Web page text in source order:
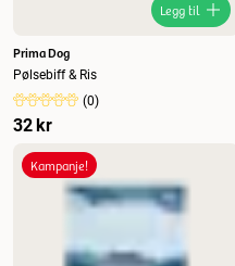
Legg til
Prima Dog
Pølsebiff & Ris
(0)
32 kr
Kampanje!